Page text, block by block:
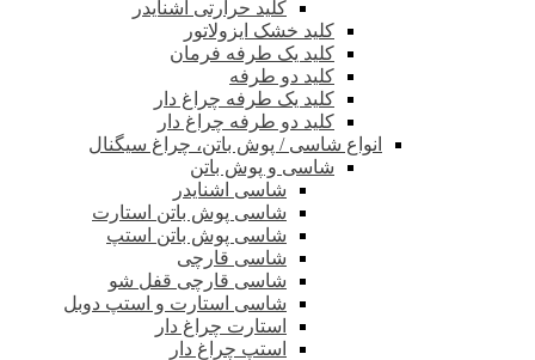
کلید حرارتی اشنایدر
کلید خشک ایزولاتور
کلید یک طرفه فرمان
کلید دو طرفه
کلید یک طرفه چراغ دار
کلید دو طرفه چراغ دار
انواع شاسی / پوش باتن، چراغ سیگنال
شاسی و پوش باتن
شاسی اشنایدر
شاسی پوش باتن استارت
شاسی پوش باتن استپ
شاسی قارچی
شاسی قارچی قفل شو
شاسی استارت و استپ دوبل
استارت چراغ دار
استپ چراغ دار